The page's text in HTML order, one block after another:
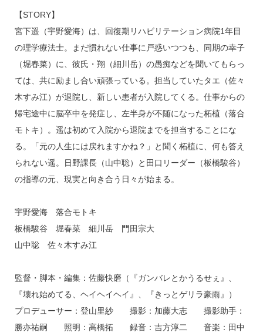
【STORY】
宮下遥（宇野愛海）は、回復期リハビリテーション病院1年目
の理学療法士。まだ慣れない仕事に戸惑いつつも、同期の幸子
（堀春菜）に、彼氏・翔（細川岳）の愚痴などを聞いてもらっ
ては、共に励まし合い頑張っている。担当していたタエ（佐々
木すみ江）が退院し、新しい患者が入院してくる。仕事からの
帰宅途中に脳卒中を発症し、左半身が不随になった柘植（落合
モトキ）。遥は初めて入院から退院までを担当することにな
る。「元の人生には戻れますかね？」と聞く柘植に、何も答え
られない遥。日野課長（山中聡）と田口リーダー（板橋駿谷）
の指導の元、現実と向き合う日々が始まる。
宇野愛海 落合モトキ
板橋駿谷 堀春菜 細川岳 門田宗大
山中聡 佐々木すみ江
監督・脚本・編集：佐藤快磨（『ガンバレとかうるせぇ』、
『壊れ始めてる、ヘイヘイヘイ』、『きっとゲリラ豪雨』）
プロデューサー：登山里紗 撮影：加藤大志 撮影助手：
勝亦祐嗣 照明：高橋拓 録音：吉方淳二 音楽：田中